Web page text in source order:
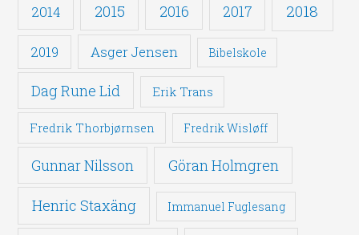
2014 2015 2016 2017 2018
2019 Asger Jensen Bibelskole
Dag Rune Lid Erik Trans
Fredrik Thorbjørnsen Fredrik Wisløff
Gunnar Nilsson Göran Holmgren
Henric Staxäng Immanuel Fuglesang